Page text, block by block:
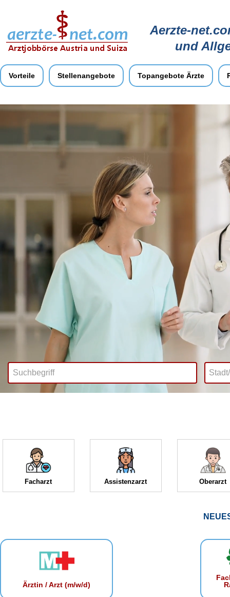
Aerzte-
und
Vorteile Stellenangebote Topangebote Ärzte
Facharzt Assistenzarzt Oberarzt
Ärztin / Arzt (m/w/d)